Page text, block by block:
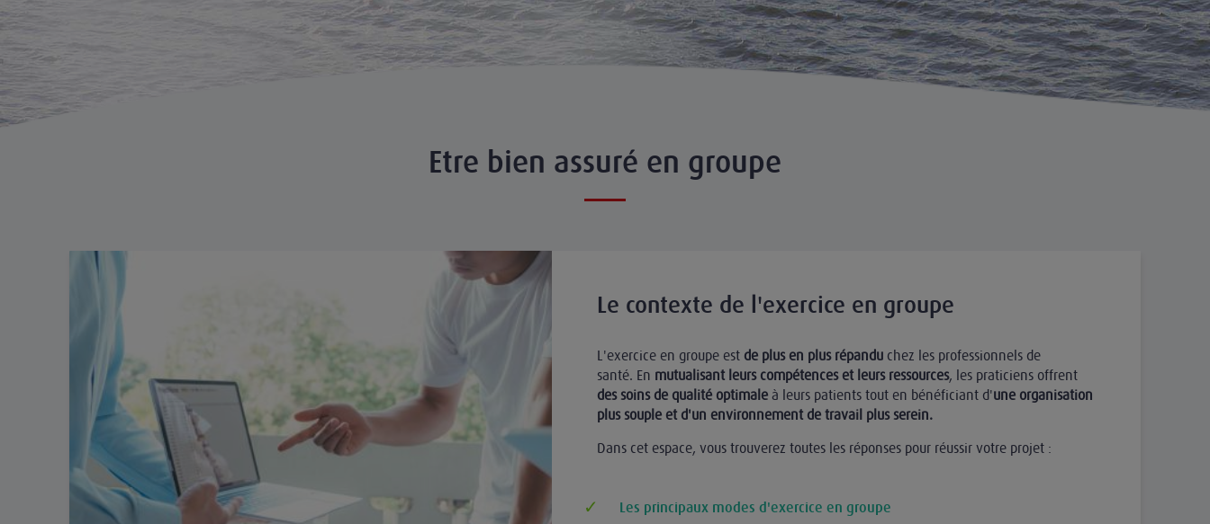
Etre bien assuré en groupe
Le contexte de l'exercice en groupe
L'exercice en groupe est de plus en plus répanduchez les professionnels de
santé. En mutualisant leurs compétences et leurs ressources, les praticiens offrent
des soins de qualité optimaleà leurs patients tout en bénéficiant d'une organisation
plus souple et d'un environnement de travail plus serein.
Dans cet espace, vous trouverez toutes les réponses pour réussir votre projet :
Les principaux modes d'exercice en groupe